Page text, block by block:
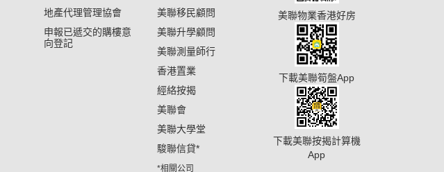
地產代理管理協會
申報已遞交的購樓意
向登記
美聯移民顧問
美聯升學顧問
美聯測量師行
香港置業
經絡按揭
美聯會
美聯大學堂
駿聯信貸*
*相關公司
美聯物業香港好房
下載美聯筍盤App
下載美聯按揭計算機
App